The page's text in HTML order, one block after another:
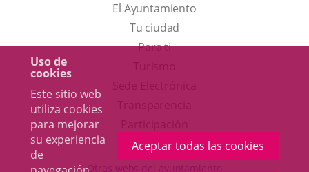
Uso de
cookies
Este sitio web
utiliza cookies
para mejorar
su experiencia
de
Aceptar todas las cookies
El Ayuntamiento
Tu ciudad
Para ti
en
una
aplicación
externa.
Otras webs del ayuntamiento